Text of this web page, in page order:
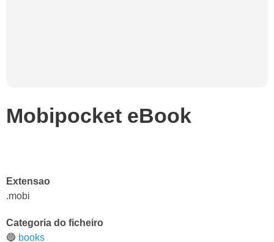
Mobipocket eBook
Extensao
.mobi
Categoria do ficheiro
🔵 books